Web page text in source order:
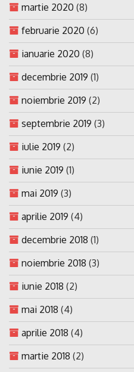
martie 2020 (8)
februarie 2020 (6)
ianuarie 2020 (8)
decembrie 2019 (1)
noiembrie 2019 (2)
septembrie 2019 (3)
iulie 2019 (2)
iunie 2019 (1)
mai 2019 (3)
aprilie 2019 (4)
decembrie 2018 (1)
noiembrie 2018 (3)
iunie 2018 (2)
mai 2018 (4)
aprilie 2018 (4)
martie 2018 (2)